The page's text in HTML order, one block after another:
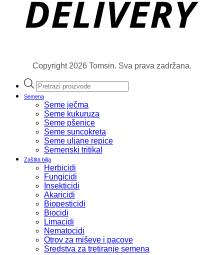
Copyright 2026 Tomsin. Sva prava zadržana.
Products
search
Semena
Seme ječma
Seme kukuruza
Seme pšenice
Seme suncokreta
Seme uljane repice
Semenski tritikal
Zaštita bilja
Herbicidi
Fungicidi
Insekticidi
Akaricidi
Biopesticidi
Biocidi
Limacidi
Nematocidi
Otrov za miševe i pacove
Sredstva za tretiranje semena